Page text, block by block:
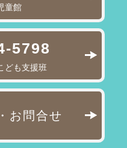
童館
5798
も支援班
お問合せ